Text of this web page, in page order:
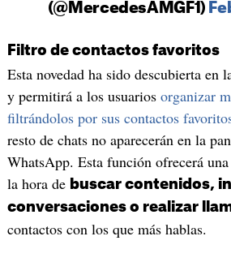
(@MercedesAMGF1)
Filtro de contactos favoritos
Esta novedad ha sido descubierta en
y permitirá a los usuarios organizar
filtrándolos por sus contactos
resto de chats no aparecerán en la
WhatsApp. Esta función ofrecerá
la hora de buscar contenidos,
conversaciones o realizar
contactos con los que más hablas.